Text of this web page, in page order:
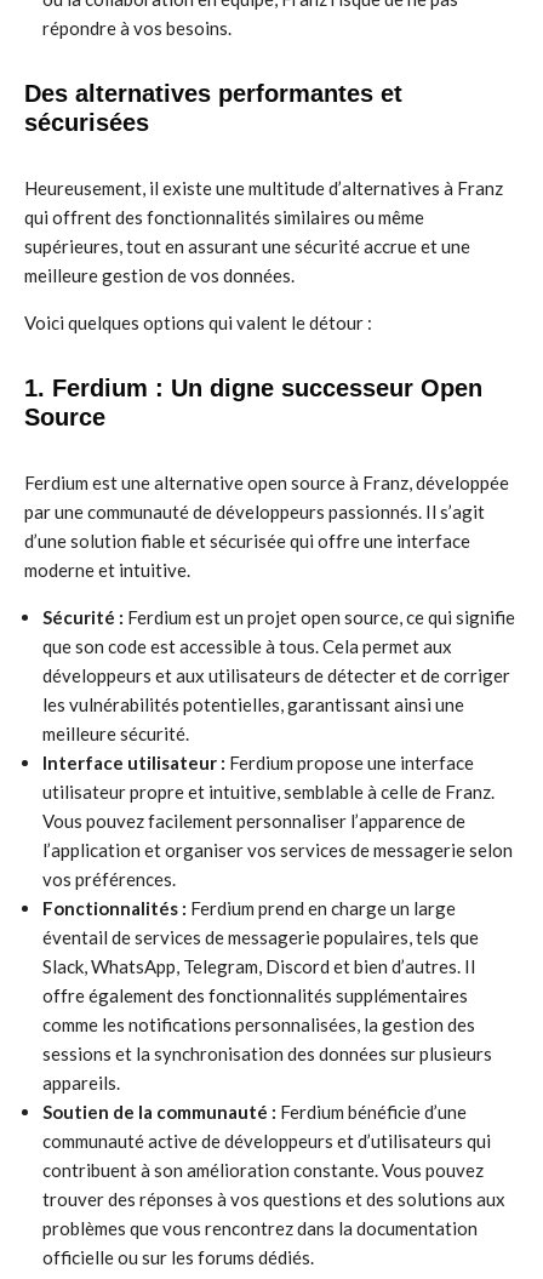
répondre à vos besoins.
Des alternatives performantes et
sécurisées
Heureusement, il existe une multitude d’alternatives à Franz
qui offrent des fonctionnalités similaires ou même
supérieures, tout en assurant une sécurité accrue et une
meilleure gestion de vos données.
Voici quelques options qui valent le détour :
1. Ferdium : Un digne successeur Open
Source
Ferdium est une alternative open source à Franz, développée
par une communauté de développeurs passionnés. Il s’agit
d’une solution fiable et sécurisée qui offre une interface
moderne et intuitive.
Sécurité : Ferdium est un projet open source, ce qui signifie
que son code est accessible à tous. Cela permet aux
développeurs et aux utilisateurs de détecter et de corriger
les vulnérabilités potentielles, garantissant ainsi une
meilleure sécurité.
Interface utilisateur : Ferdium propose une interface
utilisateur propre et intuitive, semblable à celle de Franz.
Vous pouvez facilement personnaliser l’apparence de
l’application et organiser vos services de messagerie selon
vos préférences.
Fonctionnalités : Ferdium prend en charge un large
éventail de services de messagerie populaires, tels que
Slack, WhatsApp, Telegram, Discord et bien d’autres. Il
offre également des fonctionnalités supplémentaires
comme les notifications personnalisées, la gestion des
sessions et la synchronisation des données sur plusieurs
appareils.
Soutien de la communauté : Ferdium bénéficie d’une
communauté active de développeurs et d’utilisateurs qui
contribuent à son amélioration constante. Vous pouvez
trouver des réponses à vos questions et des solutions aux
problèmes que vous rencontrez dans la documentation
officielle ou sur les forums dédiés.